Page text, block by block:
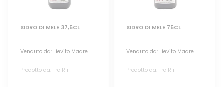
SIDRO DI MELE 37,5CL
Venduto da: Lievito Madre
Prodotto da: Tre Rii
SIDRO DI MELE 75CL
Venduto da: Lievito Madre
Prodotto da: Tre Rii